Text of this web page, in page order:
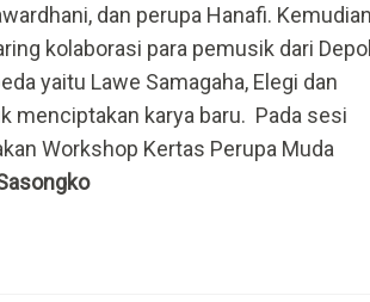
dan perupa Hanafi. Kemudian
kolaborasi para pemusik dari
yaitu Lawe Samagaha, Elegi dan
menciptakan karya baru. Pada sesi
Workshop Kertas Perupa Muda